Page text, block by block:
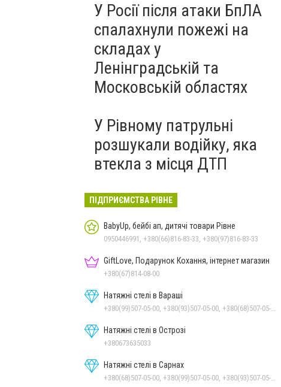
У Росії після атаки БпЛА
спалахнули пожежі на
складах у
Ленінградській та
Московській областях
У Рівному патрульні
розшукали водійку, яка
втекла з місця ДТП
ПІДПРИЄМСТВА РІВНЕ
BabyUp, бейбі ап, дитячі товари Рівне
0950446991, +380(66)816-83-33, +380(97)816-83-33
GiftLove, Подарунок Кохання, інтернет магазин
+380(67)814-08-00
Натяжні стелі в Вараші
+380(99)507-05-00, +380(93)507-05-00, +380(68)507-05-00
Натяжні стелі в Острозі
+380673635033
Натяжні стелі в Сарнах
+380(68)507-05-00, +380(99)507-05-00, +380(93)507-05-00